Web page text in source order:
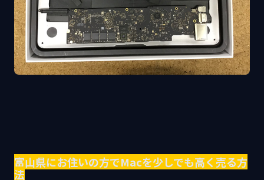
富山県にお住いの方でMacを少しでも高く売る方
法